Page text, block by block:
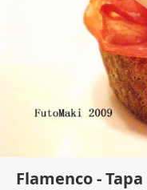
Flamenco - Tapa